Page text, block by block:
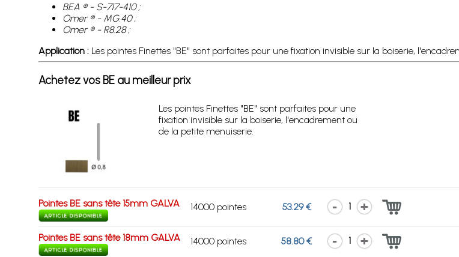
BEA ® - S-717-410 ;
Omer ® - MG.40 ;
Omer ® - R8.28 ;
Application :Les pointes Finettes "BE" sont parfaites pour une fixation invisible sur la boiserie,
Achetez vos BE au meilleur prix
Les pointes Finettes "BE" sont parfaites pour une
fixation invisible sur la boiserie, l'encadrement ou
de la petite menuiserie.
Pointes BE sans tête 15mm GALVA 14000 pointes 53.29 € 1
Pointes BE sans tête 18mm GALVA 14000 pointes 58.80 € 1